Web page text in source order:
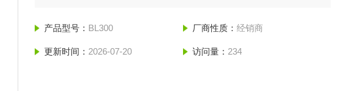
产品型号： BL300 厂商性质： 经销商
更新时间： 2026-07-20 访问量： 234